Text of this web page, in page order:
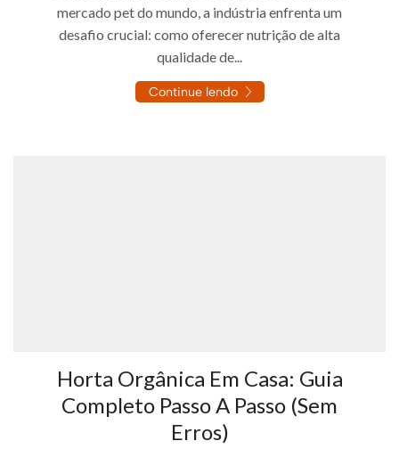
mercado pet do mundo, a indústria enfrenta um
desafio crucial: como oferecer nutrição de alta
qualidade de...
Continue lendo
Horta Orgânica Em Casa: Guia
Completo Passo A Passo (Sem
Erros)